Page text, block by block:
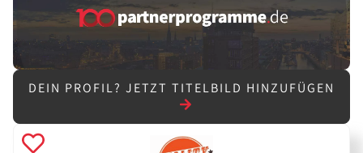
DEIN PROFIL? JETZT TITELBILD HINZUFÜGEN